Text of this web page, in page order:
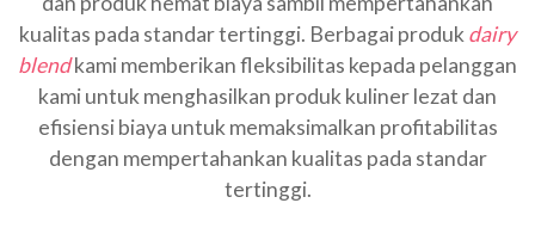
kualitas pada standar tertinggi. Berbagai produk dairy
blendkami memberikan fleksibilitas kepada pelanggan
kami untuk menghasilkan produk kuliner lezat dan
efisiensi biaya untuk memaksimalkan profitabilitas
dengan mempertahankan kualitas pada standar
tertinggi.